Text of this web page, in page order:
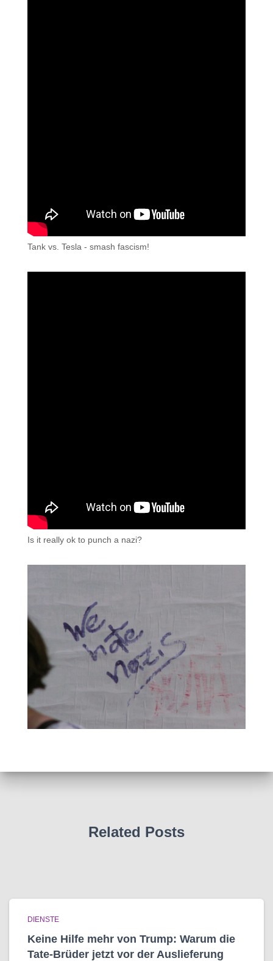
Tank vs. Tesla - smash fascism!
Is it really ok to punch a nazi?
Related Posts
DIENSTE
Keine Hilfe mehr von Trump: Warum die
Tate-Brüder jetzt vor der Auslieferung